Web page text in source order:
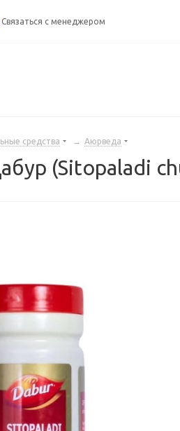
Cвязаться с менеджером
средства → Аюрведа
(Sitopaladi